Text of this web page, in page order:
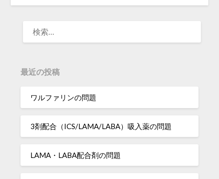
最近の投稿
ワルファリンの問題
3剤配合（ICS/LAMA/LABA）吸入薬の問題
LAMA・LABA配合剤の問題